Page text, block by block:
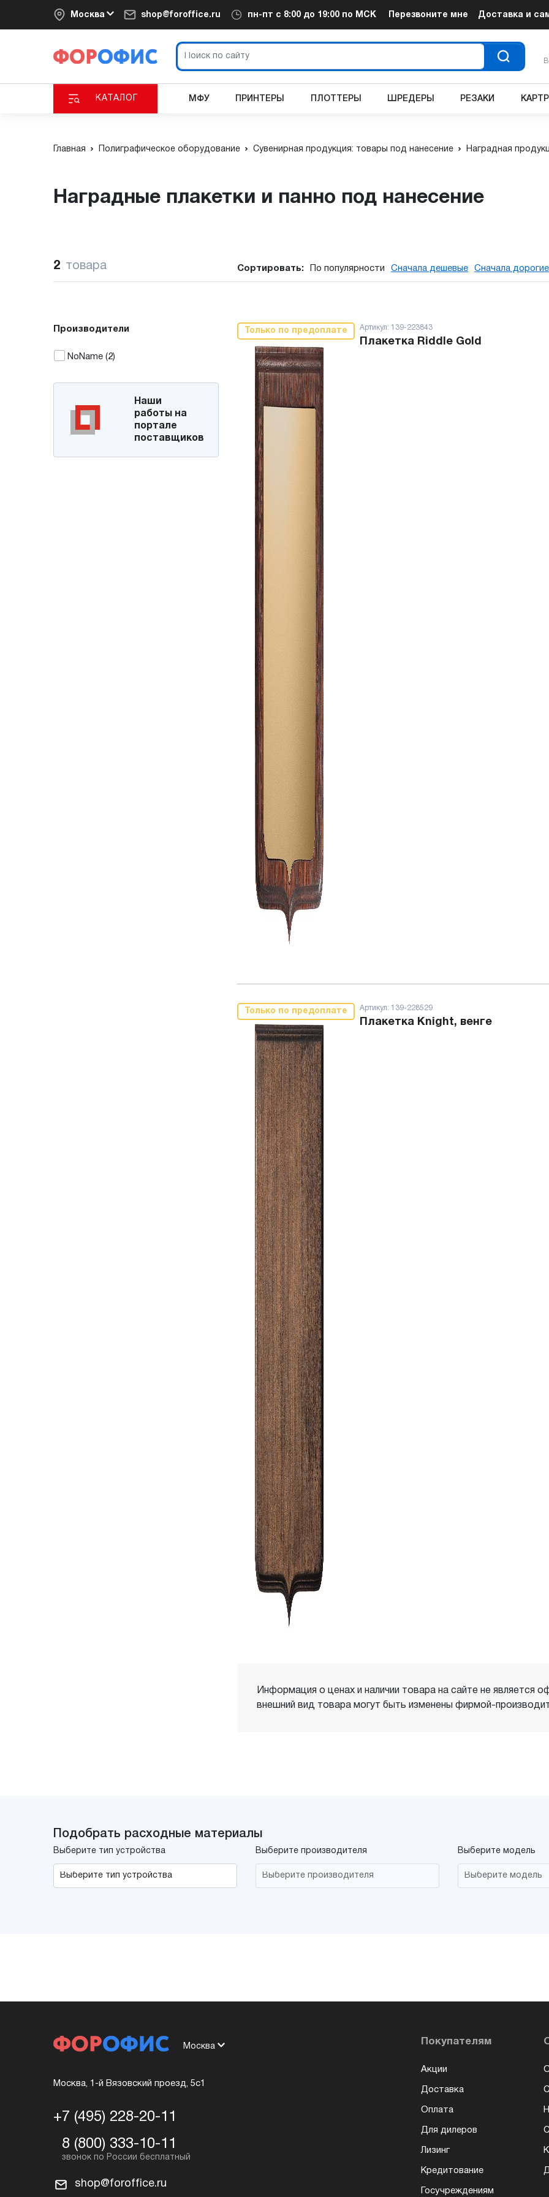
Москва shop@foroffice.ru пн-пт с 8:00 до 19:00 по МСК Перезвоните мне Доставка и
КАТАЛОГ МФУ ПРИНТЕРЫ ПЛОТТЕРЫ ШРЕДЕРЫ РЕЗАКИ
Главная Полиграфическое оборудование Сувенирная продукция: товары под нанесение Наградная
Наградные плакетки и панно под нанесение
2 товара Сортировать: По популярности Сначала дешевые Сначала дорогие
Производители
NoName (2)
Наши
работы на
портале
поставщиков
Только по предоплате Артикул: 139-223843
Плакетка Riddle Gold
Только по предоплате Артикул: 139-228529
Плакетка Knight, венге
Информация о ценах и наличии товара на сайте не является
внешний вид товара могут быть изменены фирмой-
Подобрать расходные материалы
Выберите тип устройства Выберите производителя Выберите модель
Москва
Москва, 1-й Вязовский проезд, 5с1
+7 (495) 228-20-11
8 (800) 333-10-11
shop@foroffice.ru
Покупателям
Акции
Доставка
Оплата
Для дилеров
Лизинг
Кредитование
Госучреждениям